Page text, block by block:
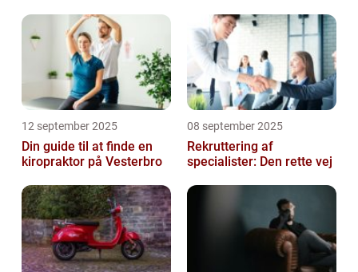
12 september 2025
Din guide til at finde en
kiropraktor på Vesterbro
08 september 2025
Rekruttering af
specialister: Den rette vej